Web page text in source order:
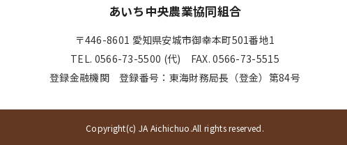
あいち中央農業協同組合
〒446-8601 愛知県安城市御幸本町501番地1
TEL. 0566-73-5500 (代) FAX. 0566-73-5515
登録金融機関 登録番号：東海財務局長（登金）第84号
Copyright(c) JA Aichichuo.All rights reserved.